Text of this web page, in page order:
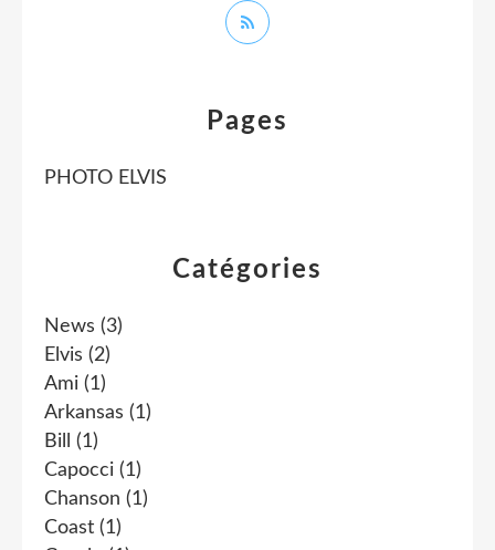
Catégories
News (3)
Elvis (2)
Ami (1)
Arkansas (1)
Bill
(1)
Capocci (1)
Chanson (1)
Coast (1)
Pages
PHOTO ELVIS